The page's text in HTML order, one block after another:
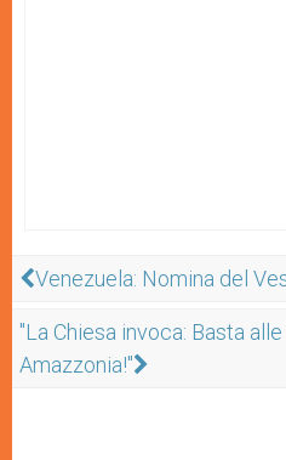
Venezuela: Nomina del
"La Chiesa invoca: Basta
Amazzonia!"